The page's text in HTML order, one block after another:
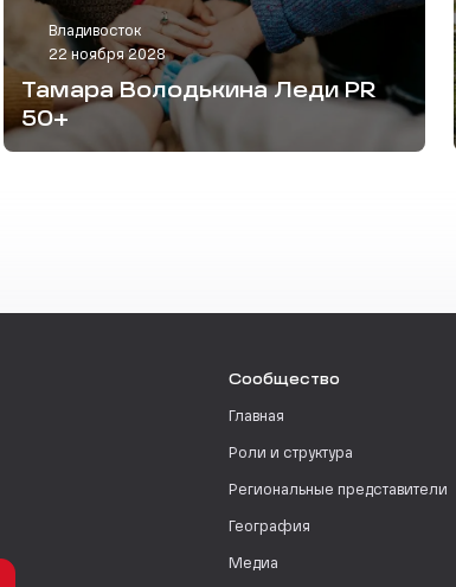
Владивосток
22 ноября 2028
Тамара Володькина Леди PR
50+
Сообщество
Главная
Роли и структура
Региональные представители
География
Медиа